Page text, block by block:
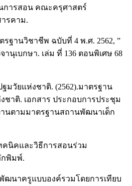
การสอน คณะครุศาสตร์
รคาม.
ฐานวิชาชีพ ฉบับที่ 4 พ.ศ. 2562, ”
านุเบกษา. เล่ม ที่ 136 ตอนพิเศษ 68
วัยแห่งชาติ. (2562).มาตรฐาน
าติ. เอกสาร ประกอบการประชุม
นตามมาตรฐานสถานพัฒนาเด็ก
คนิคและวิธีการสอนร่วม
กพิมพ์.
พัฒนาครูแบบองค์รวมโดยการเทียบ